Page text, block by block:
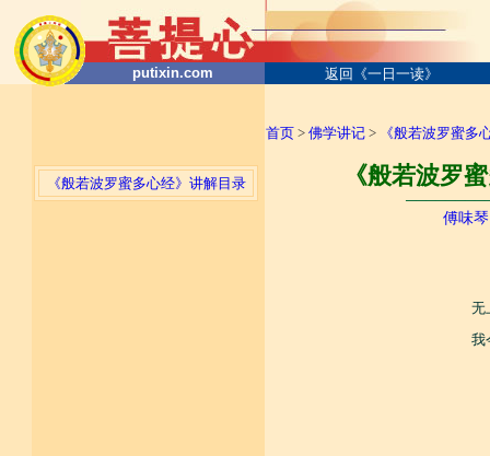
putixin.com 返回《一日一读》
《般若波罗蜜多心经》讲解目录
首页 > 佛学讲记 > 《般若波罗蜜多
《般若波罗
傅味琴
无
我